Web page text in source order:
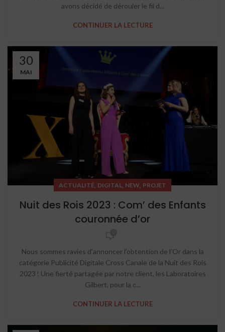
avons décidé de dérouler le fil d...
CONTINUER LA LECTURE
30
MAI
ACTUALITÉ, DIGITAL, NEW, PROJET
Nuit des Rois 2023 : Com’ des Enfants
couronnée d’or
Nous sommes ravies d’annoncer l’obtention de l’Or dans la
catégorie Publicité Digitale Cross Canale de la Nuit des Rois
2023 ! Une fierté partagée par notre client, les Laboratoires
Gilbert, pour la c...
CONTINUER LA LECTURE